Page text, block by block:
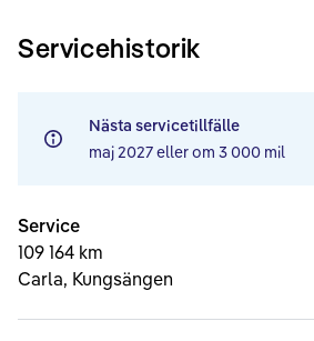
Servicehistorik
Nästa servicetillfälle
maj 2027eller om 3 000 mil
Service
109 164 km
Carla, Kungsängen